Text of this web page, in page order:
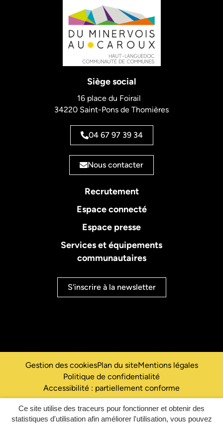
Ce site utilise des traceurs pour fonctionner et obtenir des
statistiques d'utilisation afin améliorer l'utilisation, vous pouvez
Siège social
16 place du Foirail
34220 Saint-Pons de Thomières
04 67 97 39 34
Nous contacter
Recrutement
Espace connecté
Espace presse
Services et équipements
communautaires
S'inscrire à la newsletter
Gestion des cookiesPlan du siteMentions légales
Politique de confidentialité
Accessibilité : partiellement conforme
Site réalisé parInovagora (ouverture dans un